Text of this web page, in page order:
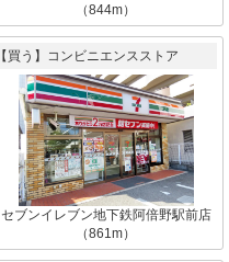
（844m）
【買う】コンビニエンスストア
セブンイレブン地下鉄阿倍野駅前店
（861m）